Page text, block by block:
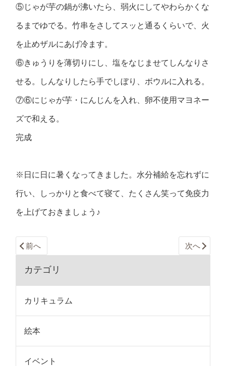
⑤じゃが芋の鍋が沸いたら、弱火にしてやわらかくな
るまでゆでる。竹串をさしてスッと通るくらいで、火
を止めザルにあげ冷ます。
⑥きゅうりを薄切りにし、塩をなじませてしんなりさ
せる。しんなりしたら手でしぼり、ボウルに入れる。
⑦⑥にじゃが芋・にんじんを入れ、卵不使用マヨネー
ズで和える。
完成
※日に日に暑くなってきました。水分補給を忘れずに
行い、しっかりと食べて寝て、たくさん笑って免疫力
を上げておきましょう♪
前へ 次へ
カテゴリ
カリキュラム
絵本
イベント